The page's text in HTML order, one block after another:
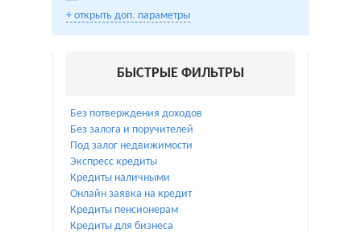
+ открыть доп. параметры
БЫСТРЫЕ ФИЛЬТРЫ
Без потверждения доходов
Без залога и поручителей
Под залог недвижимости
Экспресс кредиты
Кредиты наличными
Онлайн заявка на кредит
Кредиты пенсионерам
Кредиты для бизнеса